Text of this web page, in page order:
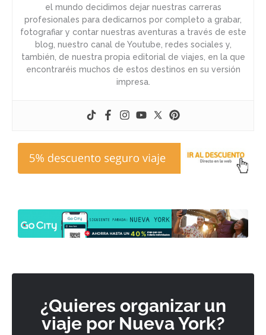
el mundo decidimos dejar nuestras carreras
profesionales para dedicarnos por completo a grabar,
fotografiar y contar nuestras aventuras a través de este
blog, nuestro canal de Youtube, redes sociales y,
también, de nuestra propia editorial de viajes, en la que
encontraréis muchos de estos destinos en su versión
impresa.
¿Quieres organizar un
viaje por Nueva York?